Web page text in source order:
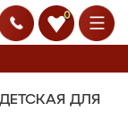
0
ДЕТСКАЯ ДЛЯ